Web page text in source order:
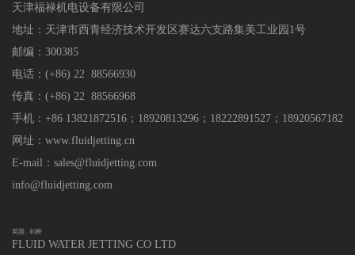
天津福禄机电设备有限公司
地址：天津市西青经济技术开发区赛达六支路集美工业园1号
邮编：300385
电话：(+86) 22 88566930
传真：(+86) 22 88566968
手机：+86 13821872516；18920813296 ； 18222891527；18920567182
网址：www.fluidjetting.cn
E-mail：sales@fluidjetting.com
info@fluidjetting.com
英国 . 剑桥
FLUID WATER JETTING CO LTD